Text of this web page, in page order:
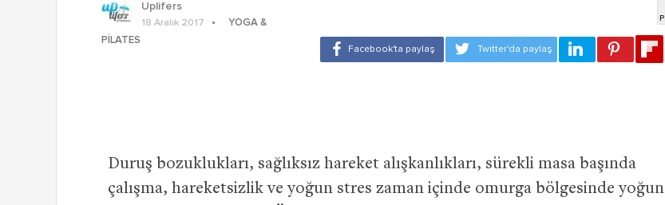
Uplifers
18 Aralık 2017
YOGA &
PILATES
Duruş bozuklukları, sağlıksız hareket alışkanlıkları, sürekli masa başında
çalışma, hareketsizlik ve yoğun stres zaman içinde omurga bölgesinde yoğun